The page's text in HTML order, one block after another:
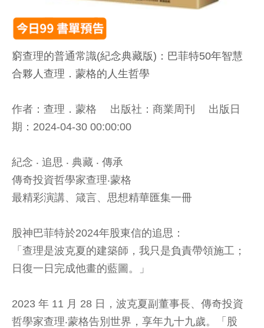
窮查理的普通常識(紀念典藏版)：巴菲特50年智慧
合夥人查理．蒙格的人生哲學
作者：查理．蒙格 出版社：商業周刊 出版日
期：2024-04-30 00:00:00
紀念 ‧ 追思 ‧ 典藏 ‧ 傳承
傳奇投資哲學家查理‧蒙格
最精彩演講、箴言、思想精華匯集一冊
股神巴菲特於2024年股東信的追思：
「查理是波克夏的建築師，我只是負責帶領施工；
日復一日完成他畫的藍圖。」
2023 年 11 月 28 日，波克夏副董事長、傳奇投資
哲學家查理‧蒙格告別世界，享年九十九歲。「股